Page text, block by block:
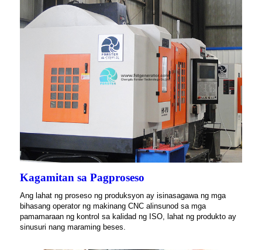
Kagamitan sa Pagproseso
Ang lahat ng proseso ng produksyon ay isinasagawa ng mga
bihasang operator ng makinang CNC alinsunod sa mga
pamamaraan ng kontrol sa kalidad ng ISO, lahat ng produkto ay
sinusuri nang maraming beses.